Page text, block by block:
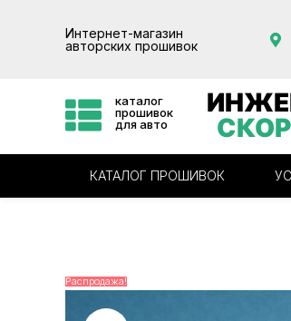
Интернет-магазин
авторских прошивок
каталог
прошивок
для авто
КАТАЛОГ ПРОШИВОК
Распродажа!